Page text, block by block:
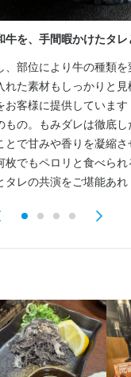
を、手間暇かけたタレ
、部位により牛の種類
た素材もしっかりと見
客様に提供していま
もの。もみダレは徹底
とで甘みや香りを凝縮
でもペロリと食べられ
レの共演をご堪能あれ
理、盛り付け、洗い場
して、仕入れ、食材
指導・育成などの業